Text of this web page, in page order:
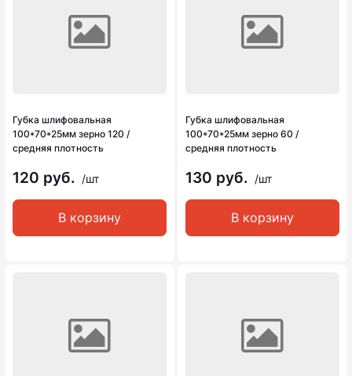
Губка шлифовальная
100*70*25мм зерно 120 /
средняя плотность
120 руб. /шт
В корзину
Губка шлифовальная
100*70*25мм зерно 60 /
средняя плотность
130 руб. /шт
В корзину